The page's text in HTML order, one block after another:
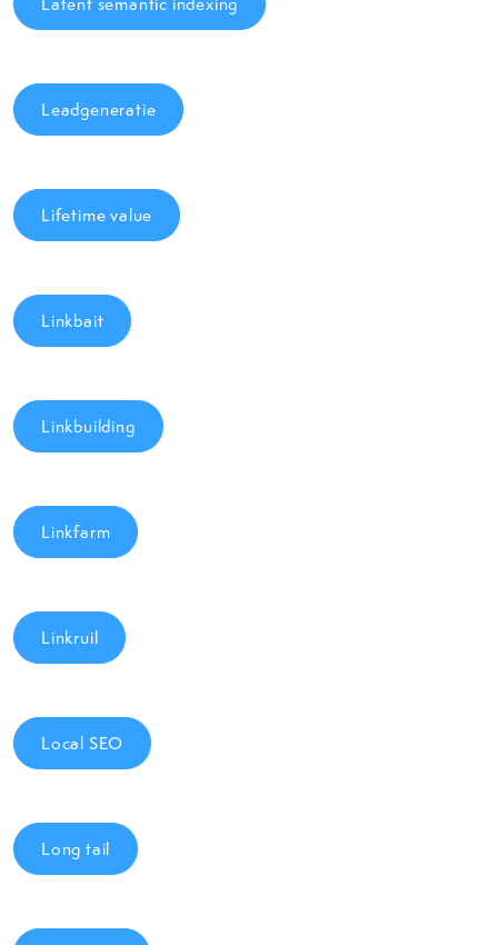
Leadgeneratie
Lifetime value
Linkbait
Linkbuilding
Linkfarm
Linkruil
Local SEO
Long tail